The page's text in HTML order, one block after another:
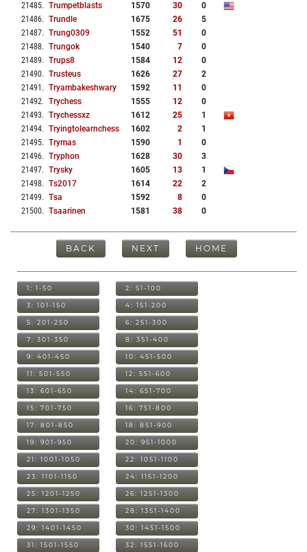
21485. Trumpetblasts 1570 30
0
21486. Trundle 1675 26
5
21487. Trung0309 1552 51
0
21488. Trungok 1540 7
0
21489. Trups8 1584 12
0
21490. Trusteus 1626 27
2
21491 . Tryambakeshwary 1592 11
0
21492. Trychess 1555 12
0
21493. Trychessxz 1612 25
1
21494. Tryingtolearnchess 1602 2
1
21495. Trymas 1590 1
0
21496. Tryphon 1628 30
3
21497. Trysky 1605 13
1
21498. Ts2017 1614 22
2
21499. Tsa 1592 8
0
21500. Tsaarinen 1581 38 0
BACK NEXT HOME
1: 1-50 2: 51-100
3: 101-150 4: 151-200
5: 201-250 6: 251-300
7: 301-350 8: 351-400
9: 401-450 10: 451-500
11: 501-550 12: 551-600
13: 601-650 14: 651-700
15: 701-750 16: 751-800
17: 801-850 18: 851-900
19: 901-950 20: 951-1000
21: 1001-1050 22: 1051-1100
23: 1101-1150 24: 1151-1200
25: 1201-1250 26: 1251-1300
27: 1301-1350 28: 1351-1400
29: 1401-1450 30: 1451-1500
31: 1501-1550 32: 1551-1600